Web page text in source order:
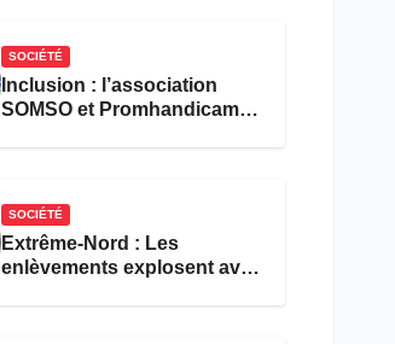
SOCIÉTÉ
Inclusion : l’association
SOMSO et Promhandicam
SOCIÉTÉ
Extrême-Nord : Les
enlèvements explosent avec